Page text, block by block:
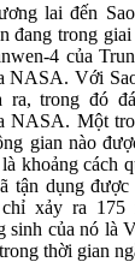
lai đến
đang trong
4 của
NASA. Với
ra, trong đó
NASA. Một
gian nào
khoảng cách
tận dụng
xảy ra 175
sinh của nó là
thời gian